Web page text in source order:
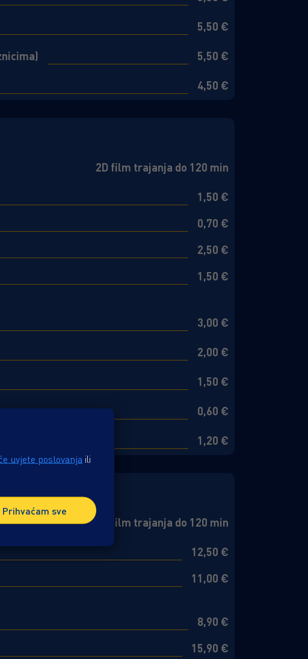
5,50 €
5,50 €
4,50 €
2D film trajanja do 120 min
1,50 €
0,70 €
2,50 €
1,50 €
3,00 €
2,00 €
1,50 €
0,60 €
1,20 €
2D film trajanja do 120 min
12,50 €
11,00 €
8,90 €
15,90 €
uvjete poslovanja ili
Prihvaćam sve